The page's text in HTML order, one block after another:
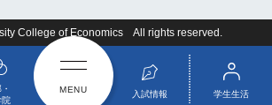
College of Economics All rights reserved.
院
入試情報 学生生活